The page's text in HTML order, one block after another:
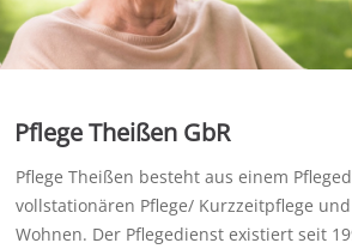
Pflege Theißen GbR
Pflege Theißen besteht aus einem
vollstationären Pflege/ Kurzzeitpflege
Wohnen. Der Pflegedienst existiert seit